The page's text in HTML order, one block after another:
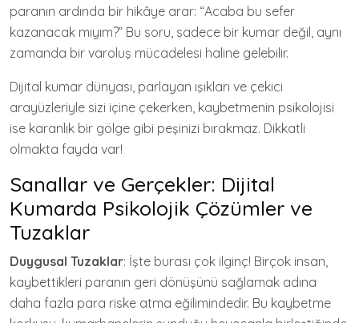
paranın ardında bir hikâye arar: “Acaba bu sefer
kazanacak mıyım?” Bu soru, sadece bir kumar değil, aynı
zamanda bir varoluş mücadelesi haline gelebilir.
Dijital kumar dünyası, parlayan ışıkları ve çekici
arayüzleriyle sizi içine çekerken, kaybetmenin psikolojisi
ise karanlık bir gölge gibi peşinizi bırakmaz. Dikkatli
olmakta fayda var!
Sanallar ve Gerçekler: Dijital
Kumarda Psikolojik Çözümler ve
Tuzaklar
Duygusal Tuzaklar: İşte burası çok ilginç! Birçok insan,
kaybettikleri paranın geri dönüşünü sağlamak adına
daha fazla para riske atma eğilimindedir. Bu kaybetme